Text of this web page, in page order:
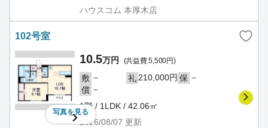
ハウスコム 本厚木店
102号室
写真を見る
10.5万円 (共益費 5,500円)
敷 － 礼210,000円 保 －
償 －
1階 / 1LDK / 42.06㎡
2026/08/07 更新